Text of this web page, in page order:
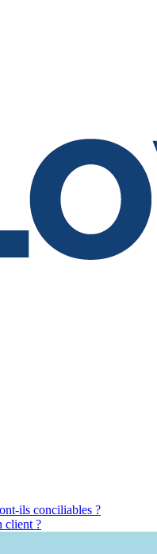
ils conciliables ?
client ?